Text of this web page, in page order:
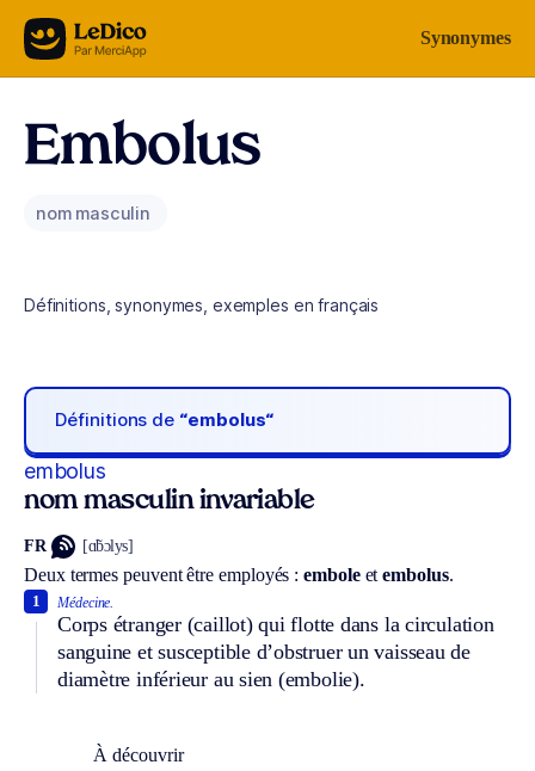
Aller au contenu Synonymes
Embolus
nom masculin
Définitions, synonymes, exemples en français
Définitions de “embolus“
embolus
nom masculin invariable
FR [ɑ̃bɔlys]
Deux termes peuvent être employés :emboleetembolus.
Médecine.
Corps étranger (caillot) qui flotte dans la circulation
sanguine et susceptible d’obstruer un vaisseau de
diamètre inférieur au sien (embolie).
1
À découvrir